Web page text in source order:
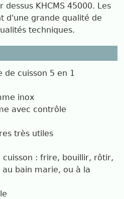
KHCMS 45000. Les
d'une grande qualité de
techniques.
cuisson 5 en 1
inox
avec contrôle
très utiles
: frire, bouillir, rôtir,
bain marie, ou à la